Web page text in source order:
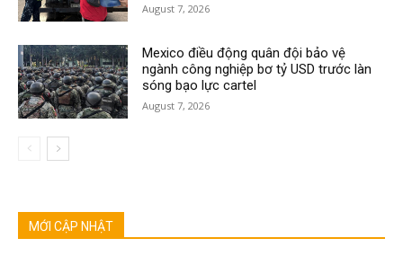
August 7, 2026
Mexico điều động quân đội bảo vệ
ngành công nghiệp bơ tỷ USD trước làn
sóng bạo lực cartel
August 7, 2026
MỚI CẬP NHẬT